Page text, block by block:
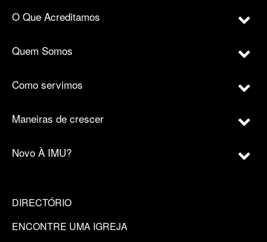
O Que Acreditamos
Quem Somos
Como servimos
Maneiras de crescer
Novo À IMU?
DIRECTÓRIO
ENCONTRE UMA IGREJA